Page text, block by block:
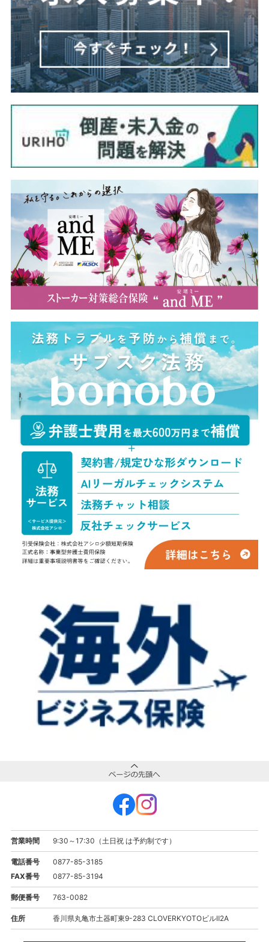
営業時間 9:30～17:30（土日祝 は予約制です）
電話番号
0877-85-3185
FAX番号
0877-85-3194
郵便番号 763-0082
住所 香川県丸亀市土器町東9-283 CLOVERKYOTOビルⅡ2A